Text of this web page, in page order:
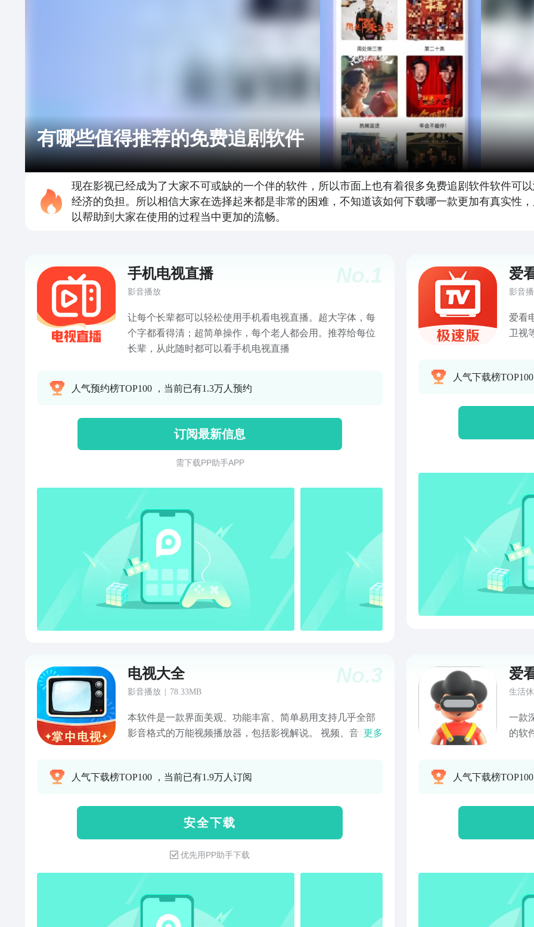
有哪些值得推荐的免费追剧软件
现在影视已经成为了大家不可或缺的一个伴的软件，所以市面上也有着很多免费追剧软件软件可
经济的负担。所以相信大家在选择起来都是非常的困难，不知道该如何下载哪一款更加有真实性
以帮助到大家在使用的过程当中更加的流畅。
No.1
手机电视直播
影音播放
让每个长辈都可以轻松使用手机看电视直播。超大字体，每
个字都看得清；超简单操作，每个老人都会用。推荐给每位
长辈，从此随时都可以看手机电视直播
人气预约榜TOP100 ，当前已有1.3万人预约
订阅最新信息
需 下 载 P P 助 手 A P P
爱
影音
爱看
卫视
北都
超，
带
人气下载榜
No.3
电视大全
影音播放 78.33MB
本软件是一款界面美观、功能丰富、简单易用支持几乎全部
影音格式的万能视频播放器，包括影视解说。 视频、音频、
等视频访问, 格式支持: - 视频:支持mp4、3gp、amv、flv、
ts、swf、vob、720p、1080p、4k、蓝光等视频格式日历助
手：丰富日历功能，日历提醒，倒数日信息，今日运势，间
隔日计算设备支持：适配所有Android 5.0及以上版本
更多
人气下载榜TOP100 ，当前已有1.9万人订阅
安 全 下 载
优先用PP助手下载
爱
生活
一款
的软
人气下载榜